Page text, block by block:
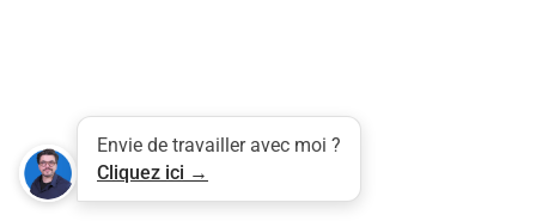
Envie de travailler avec moi ?
Cliquez ici →
Share this selection
Tweet